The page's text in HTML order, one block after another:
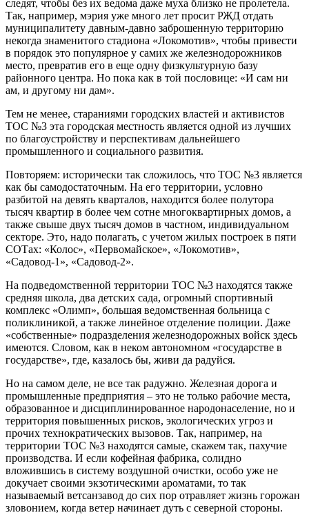
следят, чтобы без их ведома даже муха близко не пролетела.
Так, например, мэрия уже много лет просит РЖД отдать
муниципалитету давным-давно заброшенную территорию
некогда знаменитого стадиона «Локомотив», чтобы привести
в порядок это популярное у самих же железнодорожников
место, превратив его в еще одну физкультурную базу
районного центра. Но пока как в той пословице: «И сам ни
ам, и другому ни дам».
Тем не менее, стараниями городских властей и активистов
ТОС №3 эта городская местность является одной из лучших
по благоустройству и перспективам дальнейшего
промышленного и социального развития.
Повторяем: исторически так сложилось, что ТОС №3 является
как бы самодостаточным. На его территории, условно
разбитой на девять кварталов, находится более полутора
тысяч квартир в более чем сотне многоквартирных домов, а
также свыше двух тысяч домов в частном, индивидуальном
секторе. Это, надо полагать, с учетом жилых построек в пяти
СОТах: «Колос», «Первомайское», «Локомотив»,
«Садовод-1», «Садовод-2».
На подведомственной территории ТОС №3 находятся также
средняя школа, два детских сада, огромный спортивный
комплекс «Олимп», большая ведомственная больница с
поликлиникой, а также линейное отделение полиции. Даже
«собственные» подразделения железнодорожных войск здесь
имеются. Словом, как в неком автономном «государстве в
государстве», где, казалось бы, живи да радуйся.
Но на самом деле, не все так радужно. Железная дорога и
промышленные предприятия – это не только рабочие места,
образованное и дисциплинированное народонаселение, но и
территория повышенных рисков, экологических угроз и
прочих технократических вызовов. Так, например, на
территории ТОС №3 находятся самые, скажем так, пахучие
производства. И если кофейная фабрика, солидно
вложившись в систему воздушной очистки, особо уже не
докучает своими экзотическими ароматами, то так
называемый ветсанзавод до сих пор отравляет жизнь горожан
зловонием, когда ветер начинает дуть с северной стороны.